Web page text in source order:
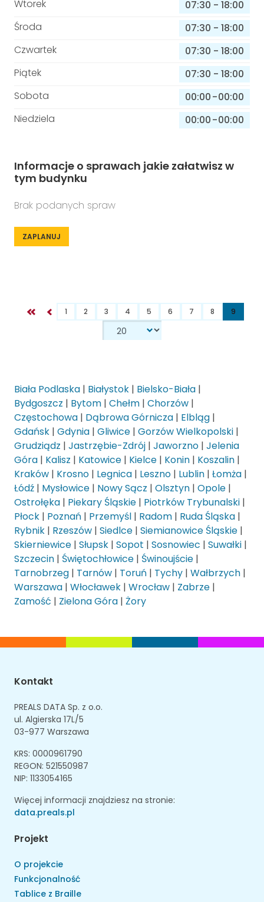
Wtorek
07:30 - 18:00
Środa
07:30 - 18:00
Czwartek
07:30 - 18:00
Piątek
07:30 - 18:00
Sobota
00:00-00:00
Niedziela
00:00-00:00
Informacje o sprawach jakie załatwisz w
tym budynku
Brak podanych spraw
ZAPLANUJ
1 2 3 4 5 6 7 8 9
Biała Podlaska | Białystok | Bielsko-Biała |
Bydgoszcz | Bytom | Chełm | Chorzów |
Częstochowa | Dąbrowa Górnicza | Elbląg |
Gdańsk | Gdynia | Gliwice | Gorzów Wielkopolski |
Grudziądz | Jastrzębie-Zdrój | Jaworzno | Jelenia
Góra | Kalisz | Katowice | Kielce | Konin | Koszalin |
Kraków | Krosno | Legnica | Leszno | Lublin | Łomża |
Łódź | Mysłowice | Nowy Sącz | Olsztyn | Opole |
Ostrołęka | Piekary Śląskie | Piotrków Trybunalski |
Płock | Poznań | Przemyśl | Radom | Ruda Śląska |
Rybnik | Rzeszów | Siedlce | Siemianowice Śląskie |
Skierniewice | Słupsk | Sopot | Sosnowiec | Suwałki |
Szczecin | Świętochłowice | Świnoujście |
Tarnobrzeg | Tarnów | Toruń | Tychy | Wałbrzych |
Warszawa | Włocławek | Wrocław | Zabrze |
Zamość | Zielona Góra | Żory
Kontakt
PREALS DATA Sp. z o.o.
ul. Algierska 17L/5
03-977 Warszawa
KRS: 0000961790
REGON: 521550987
NIP: 1133054165
Więcej informacji znajdziesz na stronie:
data.preals.pl
Projekt
O projekcie
Funkcjonalność
Tablice z Braille